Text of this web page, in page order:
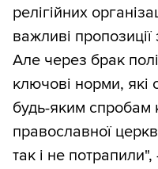
релігійних
важливі
Але через брак
ключові норми, які
будь-яким спробам
православної
так і не